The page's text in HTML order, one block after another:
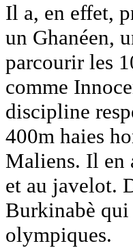
Il a, en effet,
un Ghanéen,
parcourir les
comme
discipline
400m haies
Maliens. Il en
et au javelot.
Burkinabè qui
olympiques.